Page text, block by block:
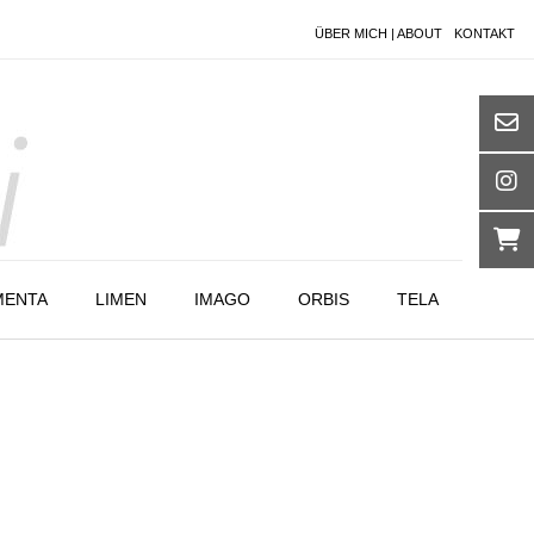
ÜBER MICH | ABOUT KONTAKT
LIMEN IMAGO ORBIS TELA